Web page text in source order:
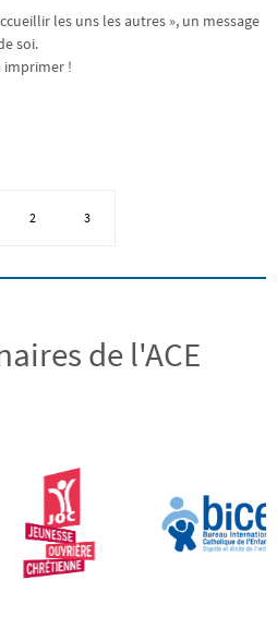
les uns les autres », un message
soi.
imprimer !
2 3
de l'ACE